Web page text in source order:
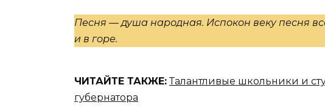
Песня — душа народная. Испокон веку песня
и в горе.
ЧИТАЙТЕ ТАКЖЕ: Талантливые школьники и
губернатора